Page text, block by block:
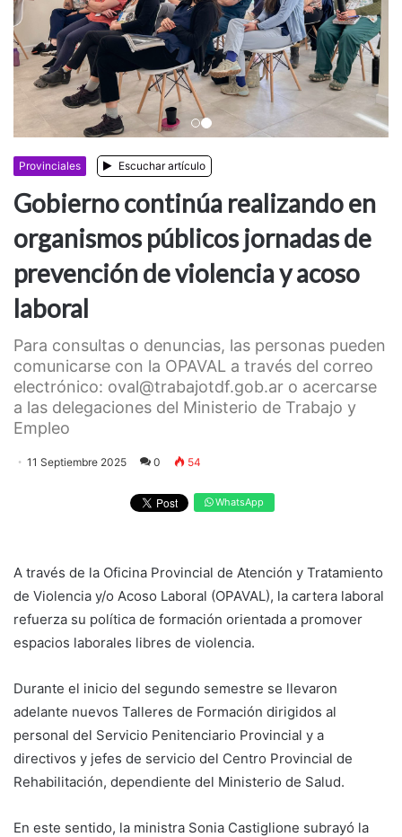
AnteriorSiguiente
Provinciales Escuchar artículo
Gobierno continúa realizando en
organismos públicos jornadas de
prevención de violencia y acoso
laboral
Para consultas o denuncias, las personas pueden
comunicarse con la OPAVAL a través del correo
electrónico: oval@trabajotdf.gob.ar o acercarse
a las delegaciones del Ministerio de Trabajo y
Empleo
11 Septiembre 2025 0 54
WhatsApp
A través de la Oficina Provincial de Atención y Tratamiento
de Violencia y/o Acoso Laboral (OPAVAL), la cartera laboral
refuerza su política de formación orientada a promover
espacios laborales libres de violencia.
Durante el inicio del segundo semestre se llevaron
adelante nuevos Talleres de Formación dirigidos al
personal del Servicio Penitenciario Provincial y a
directivos y jefes de servicio del Centro Provincial de
Rehabilitación, dependiente del Ministerio de Salud.
En este sentido, la ministra Sonia Castiglione subrayó la